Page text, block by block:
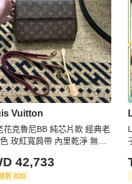
Vuitton
花克魯尼BB 純芯片款 經典老
玫紅寬肩帶 內里乾淨 無任
42,733
折 800